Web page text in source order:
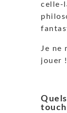
celle-
Je ne
jouer !